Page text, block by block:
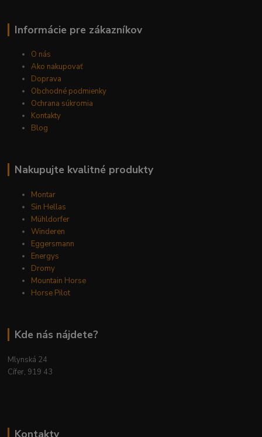
Informácie pre zákazníkov
O nás
Ako nakupovať
Doprava
Obchodné podmienky
Ochrana súkromia
Kontakty
Blog
Nakupujte kvalitné produkty
Montar
Sin Hellas
Mühldorfer
Winderen
Eggersmann
Energys
Dromy
Mountain Horse
Horse Pilot
Kde nás nájdete?
Mlynská 24
Cífer, 919 43
Kontakty